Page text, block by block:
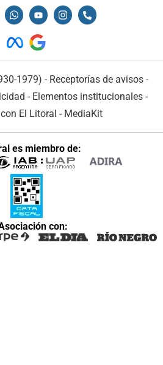
1979) - Receptorías de avisos -
- Elementos institucionales -
El Litoral - MediaKit
es miembro de:
con: